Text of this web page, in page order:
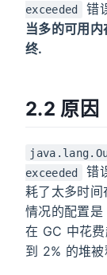
exceeded
错
当多的可用
终.
2.2 原因
exceeded
错
耗了太多时
情况的配置
在 GC 中花
到 2% 的堆被